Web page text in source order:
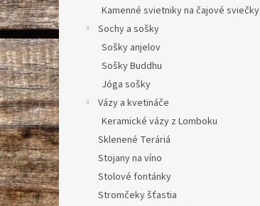
Kamenné svietniky na čajové sviečky
Sochy a sošky
Sošky anjelov
Sošky Buddhu
Jóga sošky
Vázy a kvetináče
Keramické vázy z Lomboku
Sklenené Teráriá
Stojany na víno
Stolové fontánky
Stromčeky šťastia